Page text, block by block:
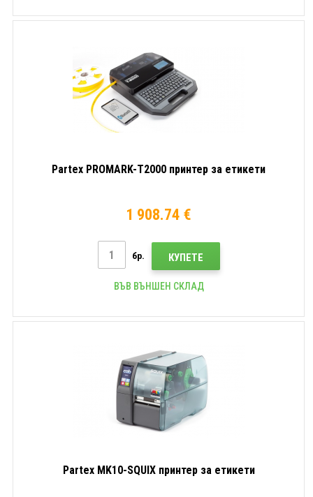
Partex PROMARK-T2000 принтер за етикети
1 908.74 €
бр. КУПЕТЕ
ВЪВ ВЪНШЕН СКЛАД
Partex MK10-SQUIX принтер за етикети